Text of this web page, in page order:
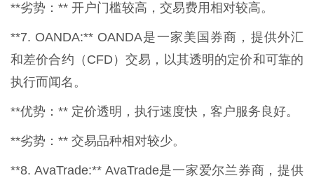
**劣势：** 开户门槛较高，交易费用相对较高。
**7. OANDA:** OANDA是一家美国券商，提供外汇
和差价合约（CFD）交易，以其透明的定价和可靠的
执行而闻名。
**优势：** 定价透明，执行速度快，客户服务良好。
**劣势：** 交易品种相对较少。
**8. AvaTrade:** AvaTrade是一家爱尔兰券商，提供